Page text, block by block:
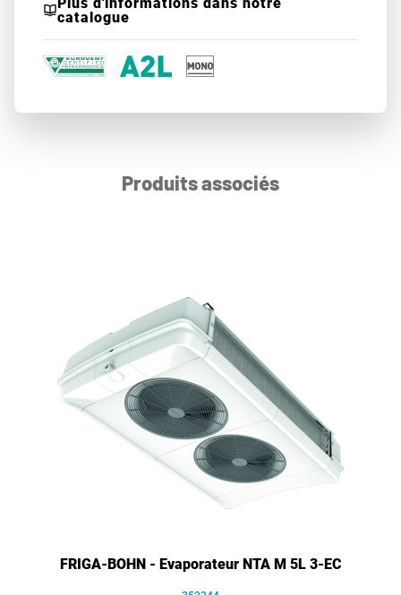
Plus d'informations dans notre
catalogue
Produits associés
FRIGA-BOHN - Evaporateur NTA M 5L 3-EC